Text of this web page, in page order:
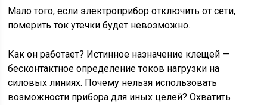
Мало того, если электроприбор отключить от сети,
померить ток утечки будет невозможно.
Как он работает? Истинное назначение клещей —
бесконтактное определение токов нагрузки на
силовых линиях. Почему нельзя использовать
возможности прибора для иных целей? Охватить